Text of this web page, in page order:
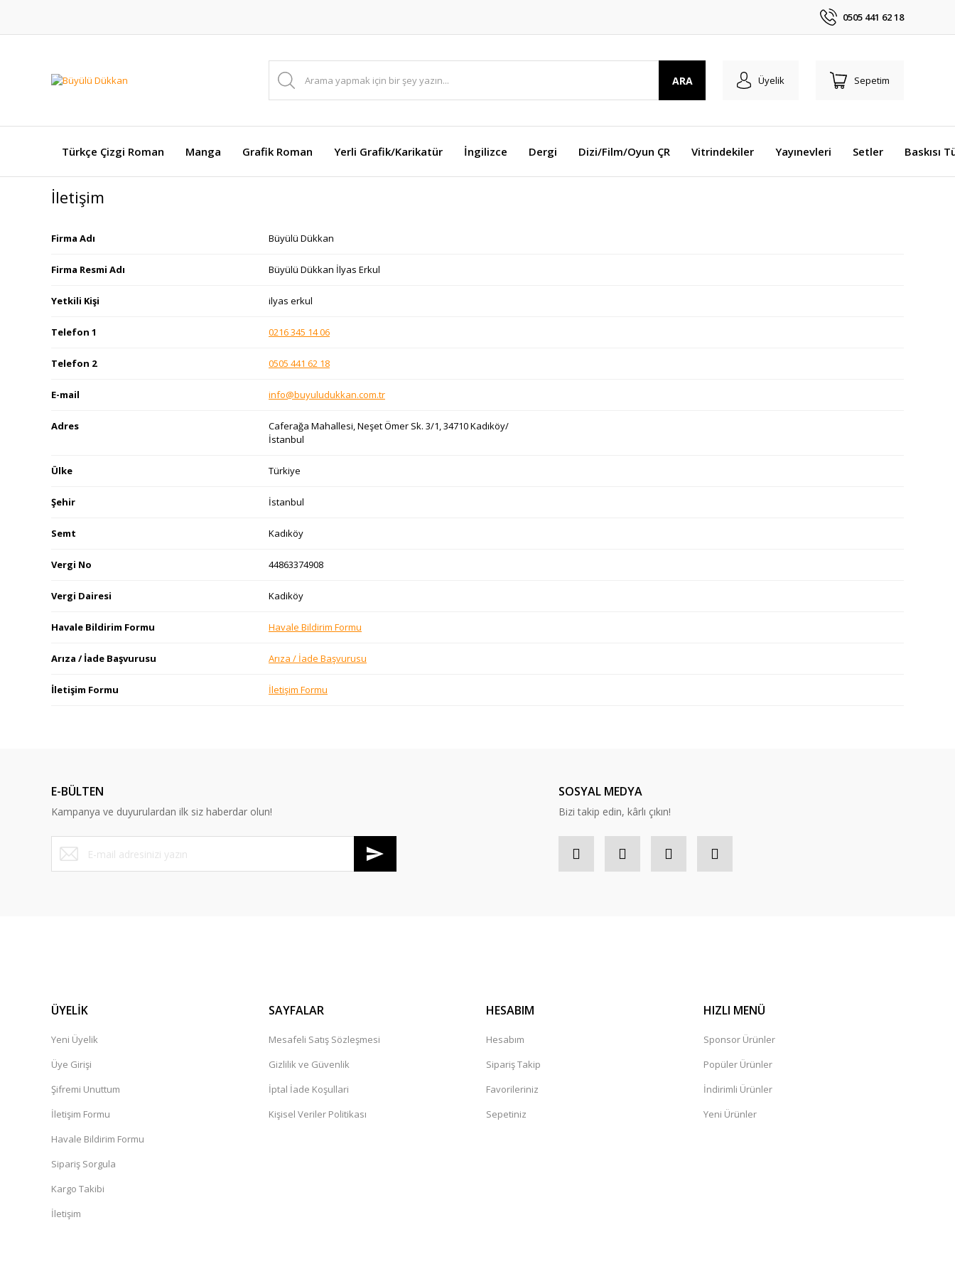
0505 441 62 18
ARA Üyelik Sepetim
Türkçe Çizgi Roman Manga Grafik Roman Yerli Grafik/Karikatür İngilizce Dergi Dizi/Film/Oyun ÇR Vitrindekiler Yayınevleri Setler Baskısı
İletişim
Firma Adı Büyülü Dükkan
Firma Resmi Adı Büyülü Dükkan İlyas Erkul
Yetkili Kişi ilyas erkul
Telefon 1 0216 345 14 06
Telefon 2 0505 441 62 18
E-mail info@buyuludukkan.com.tr
Adres
Caferağa Mahallesi, Neşet Ömer Sk. 3/1, 34710 Kadıköy/
İstanbul
Ülke Türkiye
Şehir İstanbul
Semt Kadıköy
Vergi No 44863374908
Vergi Dairesi Kadiköy
Havale Bildirim Formu Havale Bildirim Formu
Arıza / İade Başvurusu Arıza / İade Başvurusu
İletişim Formu İletişim Formu
E-BÜLTEN
Kampanya ve duyurulardan ilk siz haberdar olun!
SOSYAL MEDYA
Bizi takip edin, kârlı çıkın!
ÜYELİK
Yeni Üyelik
Üye Girişi
Şifremi Unuttum
İletişim Formu
Havale Bildirim Formu
Sipariş Sorgula
Kargo Takibi
İletişim
SAYFALAR
Mesafeli Satış Sözleşmesi
Gizlilik ve Güvenlik
İptal İade Koşullari
Kişisel Veriler Politikası
HESABIM
Hesabım
Sipariş Takip
Favorileriniz
Sepetiniz
HIZLI MENÜ
Sponsor Ürünler
Popüler Ürünler
İndirimli Ürünler
Yeni Ürünler